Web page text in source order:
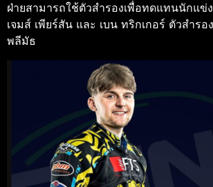
ฝ่ายสามารถใช้ตัวสำรองเพื่อทดแทนนักแข่
เจมส์ เพียร์สัน และ เบน ทริกเกอร์ ตัวสำร
พลีมัธ